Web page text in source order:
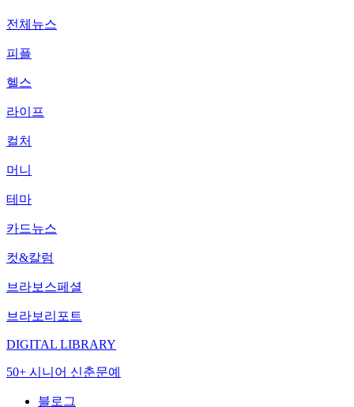
전체뉴스
피플
헬스
라이프
컬처
머니
테마
카드뉴스
컷&칼럼
브라보스페셜
브라보리포트
DIGITAL LIBRARY
50+ 시니어 신춘문예
블로그